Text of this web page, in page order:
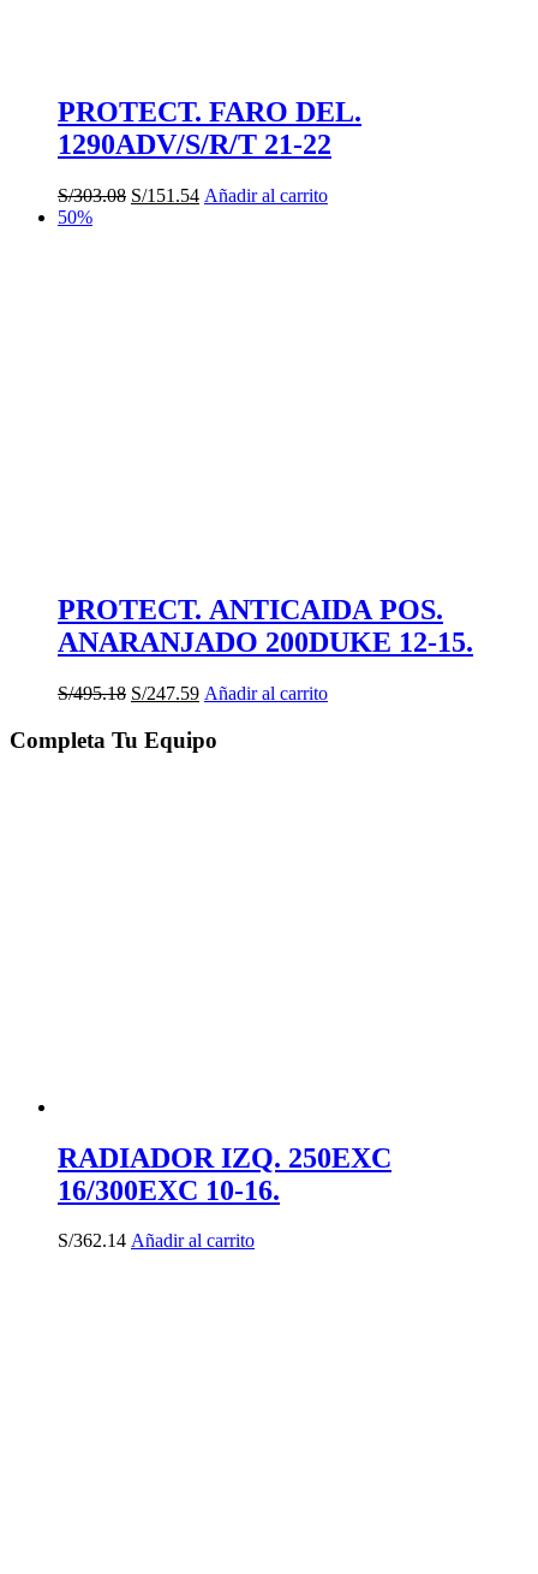
PROTECT. FARO DEL.
1290ADV/S/R/T 21-22
S/303.08 El
S/151.54ElAñadir al carrito
50%
PROTECT. ANTICAIDA POS.
ANARANJADO 200DUKE 12-15.
S/495.18 El
original
S/247.59El
actual
es:
Añadir al carrito
Completa Tu Equipo
RADIADOR IZQ. 250EXC
16/300EXC 10-16.
S/362.14 Añadir al carrito